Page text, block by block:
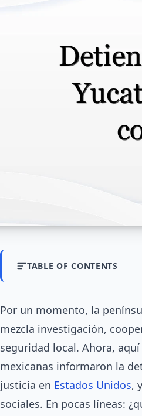
TABLE OF CONTENTS
Por un momento, la
mezcla investigación,
seguridad local. Ahora,
mexicanas informaron la
justicia en Estados Unidos,
sociales. En pocas líneas: